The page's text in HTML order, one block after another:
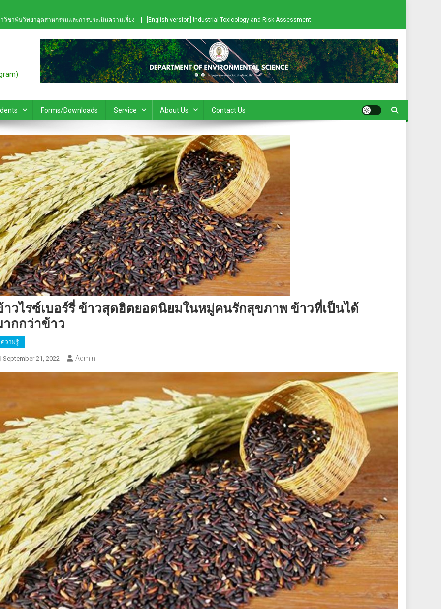
าพิษวิทยาอุตสาหกรรมและการประเมินความเสี่ยง [English version] Industrial Toxicology and Risk Assessment
Forms/Downloads Service About Us Contact Us
าวไรซ์เบอร์รี่ ข้าวสุดฮิตยอดนิยมในหมู่คนรักสุขภาพ ข้าวที่เป็นได้
ากกว่าข้าว
ความรู้
September 21, 2022 Admin